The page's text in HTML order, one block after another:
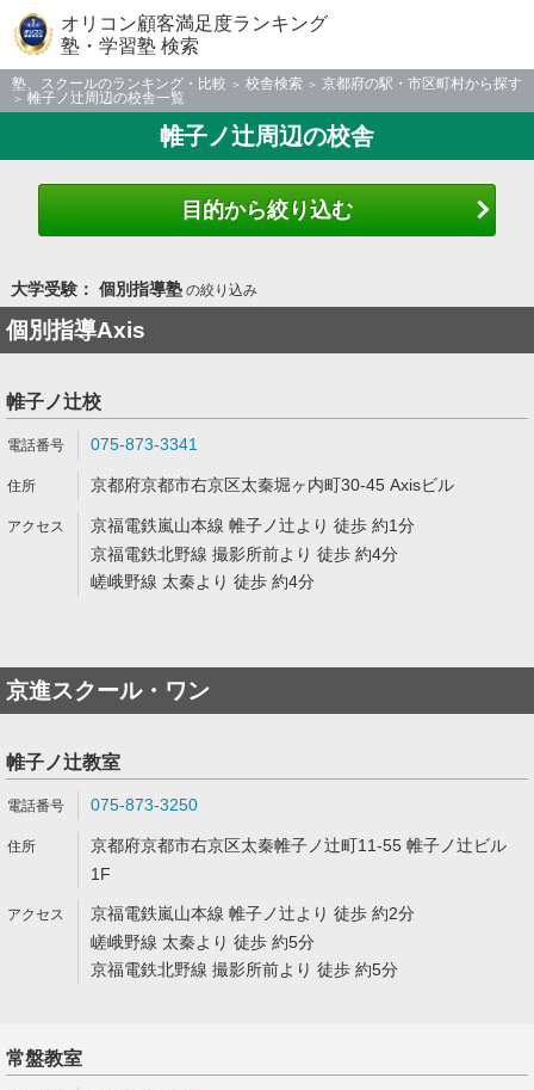
オリコン顧客満足度ランキング
塾・学習塾 検索
塾、スクールのランキング・比較 校舎検索
京都府の駅・市区町村から探す
帷子ノ辻周辺の校舎一覧
帷子ノ辻周辺の校舎
目的から絞り込む
大学受験： 個別指導塾の絞り込み
個別指導Axis
帷子ノ辻校
075-873-3341
京都府京都市右京区太秦堀ヶ内町30-45 Axisビル
京福電鉄嵐山本線 帷子ノ辻より 徒歩 約1分
京福電鉄北野線 撮影所前より 徒歩 約4分
嵯峨野線 太秦より 徒歩 約4分
京進スクール・ワン
帷子ノ辻教室
075-873-3250
京都府京都市右京区太秦帷子ノ辻町11-55 帷子ノ辻ビル
1F
京福電鉄嵐山本線 帷子ノ辻より 徒歩 約2分
嵯峨野線 太秦より 徒歩 約5分
京福電鉄北野線 撮影所前より 徒歩 約5分
常盤教室